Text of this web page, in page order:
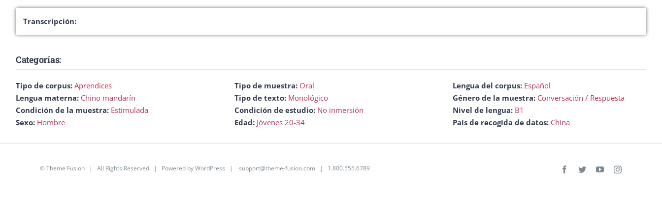
flecha
para
disminuir
volumen.
Transcripción:
Categorías:
Tipo de corpus: Aprendices Tipo de muestra: Oral Lengua del corpus: Español
Lengua materna: Chino mandarín Tipo de texto: Monológico Género de la muestra: Conversación / Respuesta
Condición de la muestra: Estimulada Condición de estudio: No inmersión Nivel de lengua: B1
Sexo: Hombre Edad: Jóvenes 20-34 País de recogida de datos: China
©Theme Fusion | All Rights Reserved | Powered byWordPress |support@theme-fusion.com | 1.800.555.6789 Facebook
TwitterYouTubeInstagram